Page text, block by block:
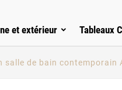
et extérieur Tableaux
de bain contemporain